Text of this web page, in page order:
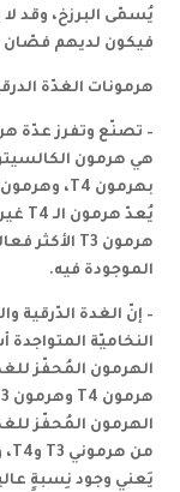
يُسمّى البرزخ، وقد
فيكون لديهم فصّان
هرمونات الغدّة
– تصنّع وتفرز عدّة
هي هرمون
بهرمون T4 ، وهرمون
يُعدّ هرمون الـ T4
هرمون T3 الأكثر
الموجودة فيه.
– إنّ الغدة الدّرقية
النخاميّة
الهرمون المُحفّز
هرمون T4 وهرمون
الهرمون المُحفّز
من هرموني T3 وT4 ،
يَعني وجود نِسبةٍ